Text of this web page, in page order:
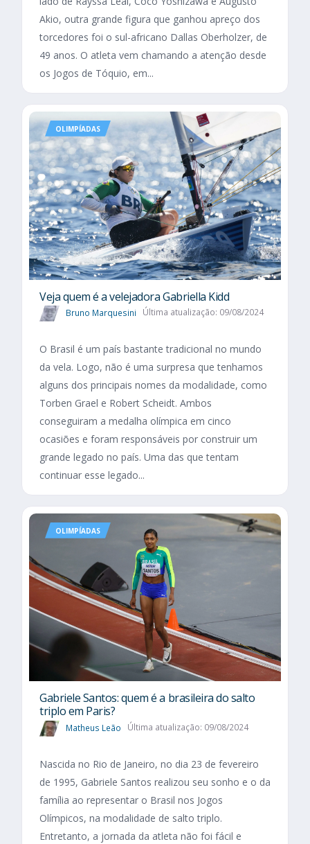
Akio, outra grande figura que ganhou apreço dos
torcedores foi o sul-africano Dallas Oberholzer, de
49 anos. O atleta vem chamando a atenção desde
os Jogos de Tóquio, em...
OLIMPÍADAS
Veja quem é a velejadora Gabriella Kidd
Bruno Marquesini Última atualização: 09/08/2024
O Brasil é um país bastante tradicional no mundo
da vela. Logo, não é uma surpresa que tenhamos
alguns dos principais nomes da modalidade, como
Torben Grael e Robert Scheidt. Ambos
conseguiram a medalha olímpica em cinco
ocasiões e foram responsáveis por construir um
grande legado no país. Uma das que tentam
continuar esse legado...
OLIMPÍADAS
Gabriele Santos: quem é a brasileira do salto
triplo em Paris?
Matheus Leão Última atualização: 09/08/2024
Nascida no Rio de Janeiro, no dia 23 de fevereiro
de 1995, Gabriele Santos realizou seu sonho e o da
família ao representar o Brasil nos Jogos
Olímpicos, na modalidade de salto triplo.
Entretanto, a jornada da atleta não foi fácil e